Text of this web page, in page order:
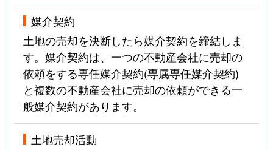
媒介契約
土地の売却を決断したら媒介契約を締結しま
す。媒介契約は、一つの不動産会社に売却の
依頼をする専任媒介契約(専属専任媒介契約)
と複数の不動産会社に売却の依頼ができる一
般媒介契約があります。
土地売却活動